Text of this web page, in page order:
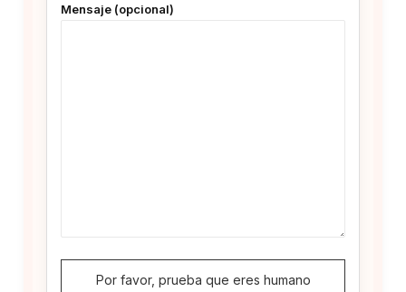
Mensaje (opcional)
Por favor, prueba que eres humano